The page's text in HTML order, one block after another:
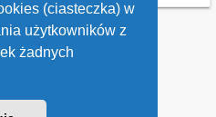
(ciasteczka) w
użytkowników z
żadnych